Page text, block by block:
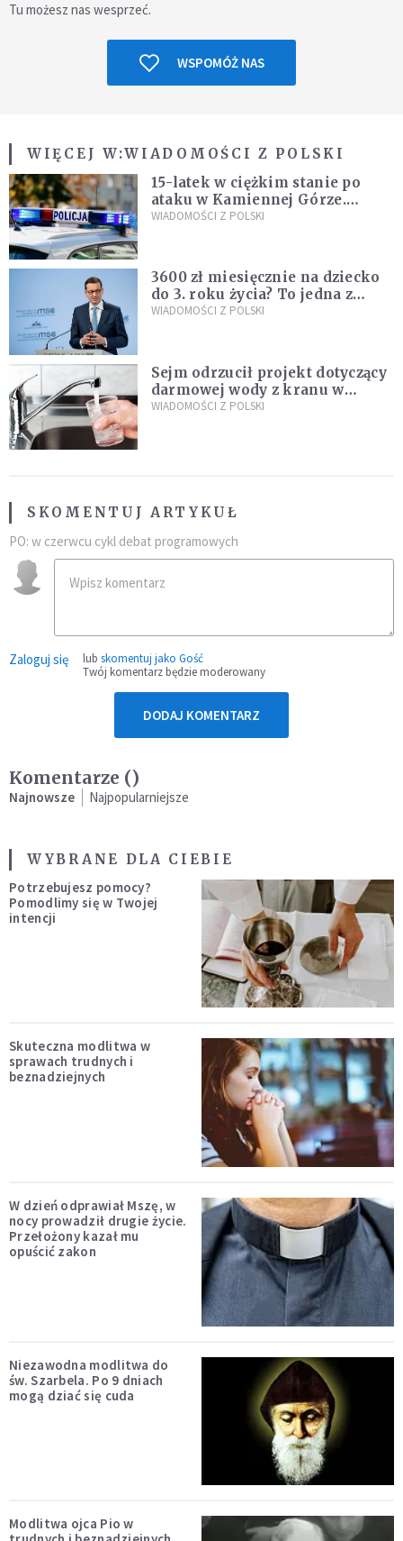
Tu możesz nas wesprzeć.
WSPOMÓŻ NAS
WIĘCEJ W:WIADOMOŚCI Z POLSKI
15-latek w ciężkim stanie po
ataku w Kamiennej Górze.
Policja zatrzymała dwóch
WIADOMOŚCI Z POLSKI
3600 zł miesięcznie na dziecko
do 3. roku życia? To jedna z
propozycji programu "Rozwój
WIADOMOŚCI Z POLSKI
Sejm odrzucił projekt dotyczący
darmowej wody z kranu w
restauracjach
WIADOMOŚCI Z POLSKI
SKOMENTUJ ARTYKUŁ
PO: w czerwcu cykl debat programowych
Zaloguj się lub skomentuj jako Gość
Twój komentarz będzie moderowany
DODAJ KOMENTARZ
Komentarze ()
Najnowsze Najpopularniejsze
WYBRANE DLA CIEBIE
Potrzebujesz pomocy?
Pomodlimy się w Twojej
intencji
Skuteczna modlitwa w
sprawach trudnych i
beznadziejnych
W dzień odprawiał Mszę, w
nocy prowadził drugie życie.
Przełożony kazał mu
opuścić zakon
Niezawodna modlitwa do
św. Szarbela. Po 9 dniach
mogą dziać się cuda
Modlitwa ojca Pio w